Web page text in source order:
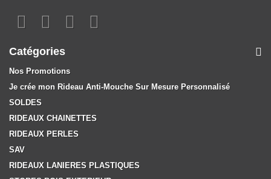
Catégories
Nos Promotions
Je crée mon Rideau Anti-Mouche Sur Mesure Personnalisé
SOLDES
RIDEAUX CHAINETTES
RIDEAUX PERLES
SAV
RIDEAUX LANIERES PLASTIQUES